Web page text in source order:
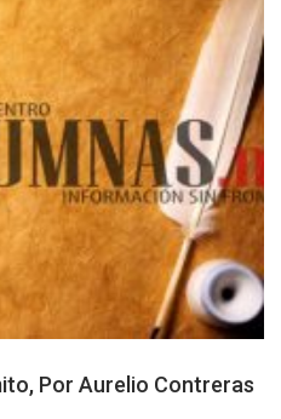
Por Aurelio Contreras